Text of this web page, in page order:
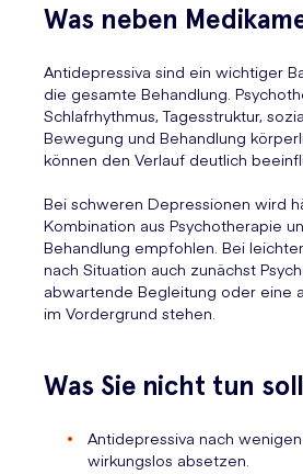
Was neben
Antidepressiva sind ein wichtiger
die gesamte Behandlung.
Schlafrhythmus, Tagesstruktur,
Bewegung und Behandlung
können den Verlauf deutlich
Bei schweren Depressionen wird
Kombination aus Psychotherapie
Behandlung empfohlen. Bei
nach Situation auch zunächst
abwartende Begleitung oder eine
im Vordergrund stehen.
Was Sie nicht tun
Antidepressiva nach wenigen
wirkungslos absetzen.